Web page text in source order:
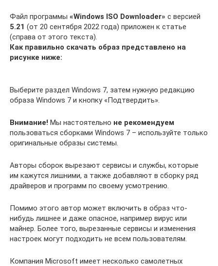
Файл программы «Windows ISO Downloader» с версией
5.21 (от 20 сентября 2022 года) приложен к статье
(справа от этого текста).
Как правильно скачать образ представлено на
рисунке ниже:
Выберите раздел Windows 7, затем нужную редакцию
образа Windows 7 и кнопку «Подтвердить».
Внимание! Мы настоятельно не рекомендуем
пользоваться сборками Windows 7 – используйте только
оригинальные образы системы.
Авторы сборок вырезают сервисы и службы, которые
им кажутся лишними, а также добавляют в сборку ряд
драйверов и программ по своему усмотрению.
Помимо этого автор может включить в образ что-
нибудь лишнее и даже опасное, например вирус или
майнер. Более того, вырезанные сервисы и изменения
настроек могут подходить не всем пользователям.
Компания Microsoft имеет несколько самолетных